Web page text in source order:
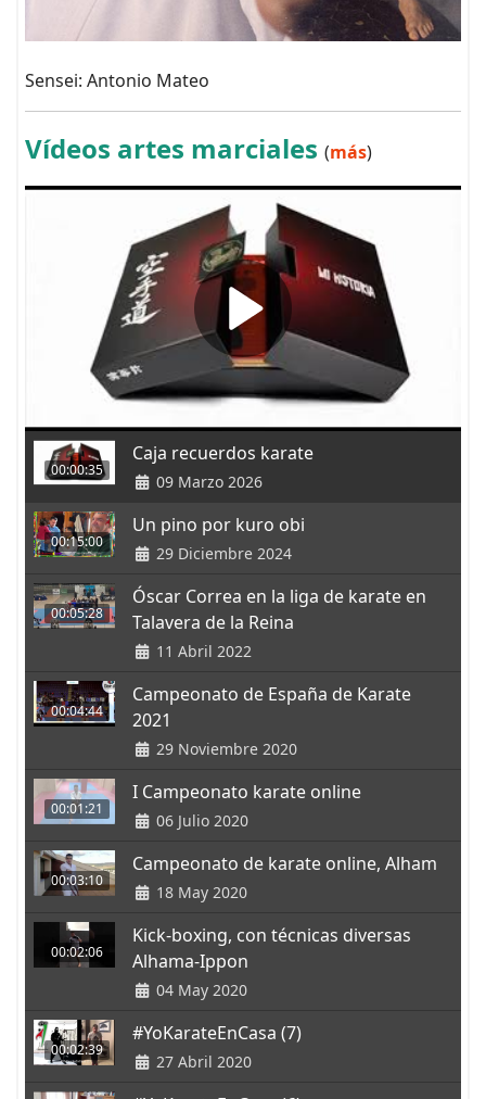
Sensei: Antonio Mateo
Vídeos artes marciales (más)
00:00:35
Caja recuerdos karate
09 Marzo 2026
00:15:00
Un pino por kuro obi
29 Diciembre 2024
00:05:28
Óscar Correa en la liga de karate en
Talavera de la Reina
11 Abril 2022
00:04:44
Campeonato de España de Karate
2021
29 Noviembre 2020
00:01:21
I Campeonato karate online
06 Julio 2020
00:03:10
Campeonato de karate online, Alham
18 May 2020
00:02:06
Kick-boxing, con técnicas diversas
Alhama-Ippon
04 May 2020
00:02:39
#YoKarateEnCasa (7)
27 Abril 2020